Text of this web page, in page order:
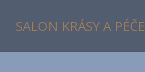
SALON KRÁSY A PÉČE